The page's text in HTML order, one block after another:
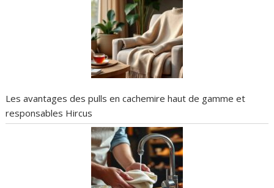
Les avantages des pulls en cachemire haut de gamme et
responsables Hircus